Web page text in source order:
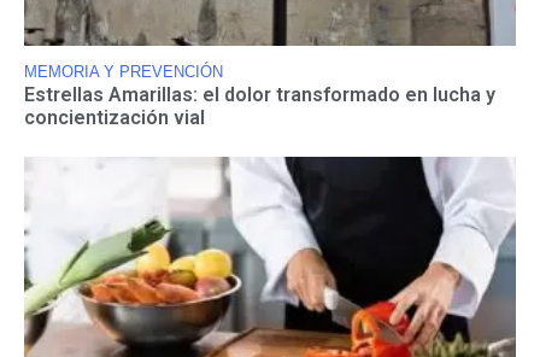
MEMORIA Y PREVENCIÓN
Estrellas Amarillas: el dolor transformado en lucha y
concientización vial